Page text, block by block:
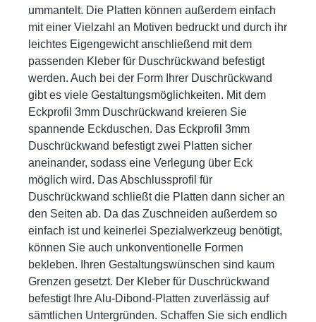
ummantelt. Die Platten können außerdem einfach
mit einer Vielzahl an Motiven bedruckt und durch ihr
leichtes Eigengewicht anschließend mit dem
passenden Kleber für Duschrückwand befestigt
werden. Auch bei der Form Ihrer Duschrückwand
gibt es viele Gestaltungsmöglichkeiten. Mit dem
Eckprofil 3mm Duschrückwand kreieren Sie
spannende Eckduschen. Das Eckprofil 3mm
Duschrückwand befestigt zwei Platten sicher
aneinander, sodass eine Verlegung über Eck
möglich wird. Das Abschlussprofil für
Duschrückwand schließt die Platten dann sicher an
den Seiten ab. Da das Zuschneiden außerdem so
einfach ist und keinerlei Spezialwerkzeug benötigt,
können Sie auch unkonventionelle Formen
bekleben. Ihren Gestaltungswünschen sind kaum
Grenzen gesetzt. Der Kleber für Duschrückwand
befestigt Ihre Alu-Dibond-Platten zuverlässig auf
sämtlichen Untergründen. Schaffen Sie sich endlich